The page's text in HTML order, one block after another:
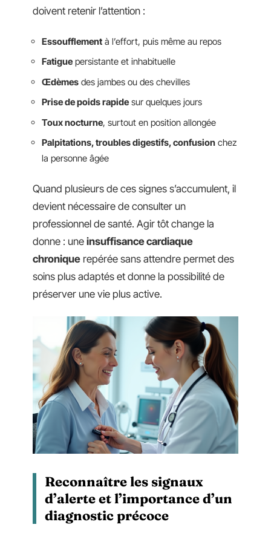
doivent retenir l’attention :
Essoufflement à l’effort, puis même au repos
Fatigue persistante et inhabituelle
Œdèmes des jambes ou des chevilles
Prise de poids rapide sur quelques jours
Toux nocturne, surtout en position allongée
Palpitations, troubles digestifs, confusion chez
la personne âgée
Quand plusieurs de ces signes s’accumulent, il
devient nécessaire de consulter un
professionnel de santé. Agir tôt change la
donne : une insuffisance cardiaque
chronique repérée sans attendre permet des
soins plus adaptés et donne la possibilité de
préserver une vie plus active.
Reconnaître les signaux
d’alerte et l’importance d’un
diagnostic précoce